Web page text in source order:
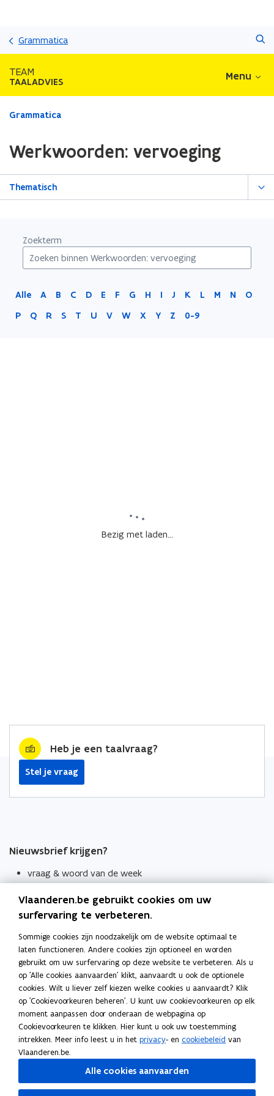
Grammatica
TEAM
TAALADVIES Menu
Gedaan
zich
op:
Werkwoorden:
Grammatica
Werkwoorden: vervoeging
Thematisch
Zoekterm
Alle A B C D E F G H I J K L M N
O
P
Q R S T U V W X Y Z 0-9
Bezig met laden...
Heb je een taalvraag?
Stel je vraag
Nieuwsbrief krijgen?
vraag & woord van de week
Schrijf je in
Thema's
Taaladviezen
Spellingregels
Tips voor duidelijke taal
Bekijk ook
Spellingtests
Boek- en webwijzer
Vlaanderen.be gebruikt cookies om uw
surfervaring te verbeteren.
Sommige cookies zijn noodzakelijk om de website optimaal te
laten functioneren. Andere cookies zijn optioneel en worden
gebruikt om uw surfervaring op deze website te verbeteren. Als u
op 'Alle cookies aanvaarden' klikt, aanvaardt u ook de optionele
cookies. Wilt u liever zelf kiezen welke cookies u aanvaardt? Klik
op 'Cookievoorkeuren beheren'. U kunt uw cookievoorkeuren op elk
moment aanpassen door onderaan de webpagina op
Cookievoorkeuren te klikken. Hier kunt u ook uw toestemming
intrekken. Meer info leest u in het privacy- en cookiebeleid van
Vlaanderen.be.
Alle cookies aanvaarden